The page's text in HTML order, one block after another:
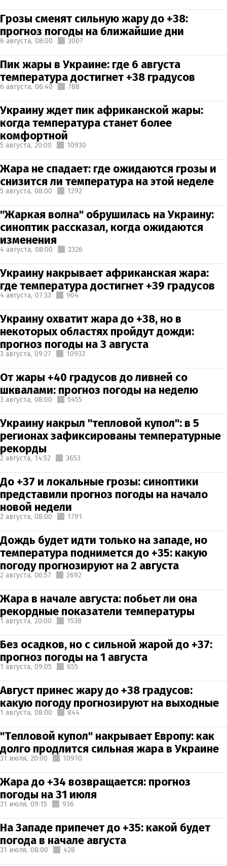
Грозы сменят сильную жару до +38:
прогноз погоды на ближайшие дни
6 августа, 08:00 3007
Пик жары в Украине: где 6 августа
температура достигнет +38 градусов
6 августа, 06:40 788
Украину ждет пик африканской жары:
когда температура станет более
комфортной
5 августа, 20:00 10930
Жара не спадает: где ожидаются грозы и
снизится ли температура на этой неделе
5 августа, 08:00 1292
"Жаркая волна" обрушилась на Украину:
синоптик рассказал, когда ожидаются
изменения
4 августа, 08:00 2326
Украину накрывает африканская жара:
где температура достигнет +39 градусов
4 августа, 07:33 904
Украину охватит жара до +38, но в
некоторых областях пройдут дожди:
прогноз погоды на 3 августа
3 августа, 09:27 10933
От жары +40 градусов до ливней со
шквалами: прогноз погоды на неделю
3 августа, 08:00 5455
Украину накрыл "тепловой купол": в 5
регионах зафиксированы температурные
рекорды
2 августа, 14:52 3653
До +37 и локальные грозы: синоптики
представили прогноз погоды на начало
новой недели
2 августа, 08:00 1791
Дождь будет идти только на западе, но
температура поднимется до +35: какую
погоду прогнозируют на 2 августа
2 августа, 06:57 2692
Жара в начале августа: побьет ли она
рекордные показатели температуры
1 августа, 20:00 1538
Без осадков, но с сильной жарой до +37:
прогноз погоды на 1 августа
1 августа, 09:05 655
Август принес жару до +38 градусов:
какую погоду прогнозируют на выходные
1 августа, 08:00 844
"Тепловой купол" накрывает Европу: как
долго продлится сильная жара в Украине
31 июля, 20:00 10910
Жара до +34 возвращается: прогноз
погоды на 31 июля
31 июля, 09:15 936
На Западе припечет до +35: какой будет
погода в начале августа
31 июля, 08:00 428